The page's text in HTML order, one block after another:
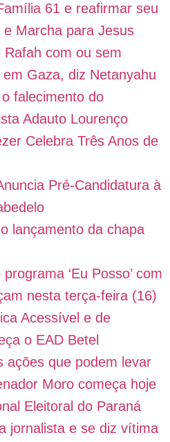
61 e reafirmar seu
e Marcha para Jesus
com ou sem
Gaza, diz Netanyahu
falecimento do
Adauto Lourenço
Celebra Três Anos de
Pré-Candidatura à
lançamento da chapa
‘Eu Posso’ com
nesta terça-feira (16)
Acessível e de
o EAD Betel
ações que podem levar
Moro começa hoje
Eleitoral do Paraná
jornalista e se diz vítima